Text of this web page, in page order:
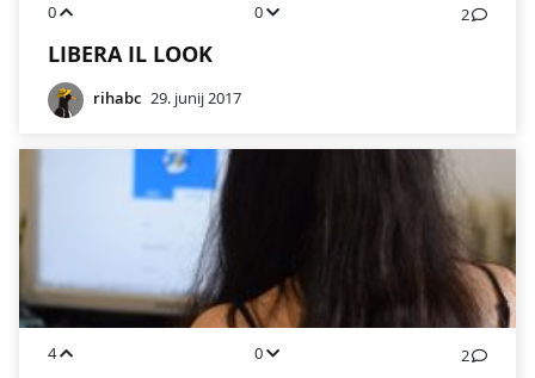
0 0 2
LIBERA IL LOOK
rihabc 29. junij 2017
4 0 2